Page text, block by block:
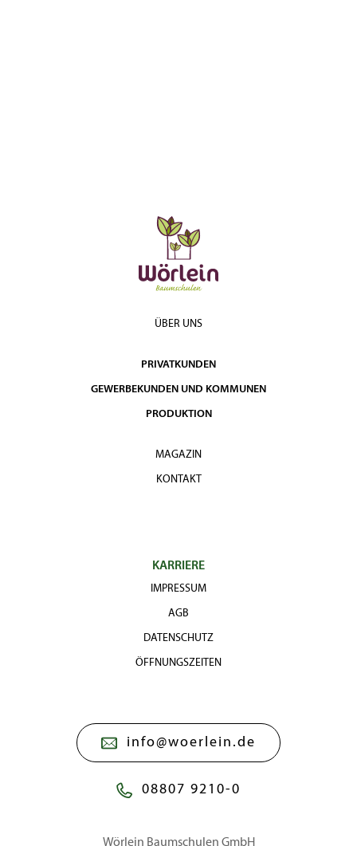
ÜBER UNS
PRIVATKUNDEN
GEWERBEKUNDEN UND KOMMUNEN
PRODUKTION
MAGAZIN
KONTAKT
KARRIERE
IMPRESSUM
AGB
DATENSCHUTZ
ÖFFNUNGSZEITEN
info@woerlein.de
08807 9210-0
Wörlein Baumschulen GmbH